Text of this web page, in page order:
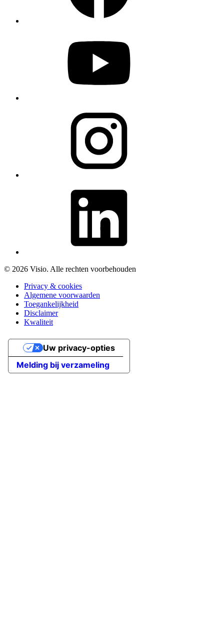
© 2026 Visio. Alle rechten voorbehouden
Privacy & cookies
Algemene voorwaarden
Toegankelijkheid
Disclaimer
Kwaliteit
Melding bij verzameling
Uw privacy-opties